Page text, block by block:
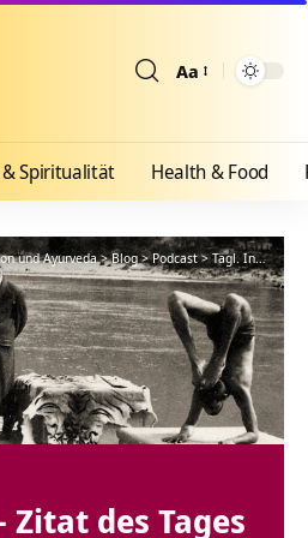
Aa
& Spiritualität Health & Food
und Ayurveda>Blog>Podcast>Tägl. Inspiration
des Tages